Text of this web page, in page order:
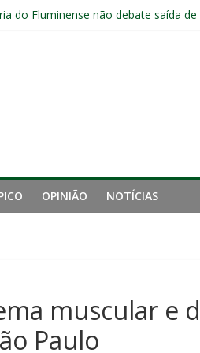
sem vencer após eliminação para o
jejum do Fluminense para seis
de Zubeldía e o risco de
OPINIÃO NOTÍCIAS
muscular e
Paulo